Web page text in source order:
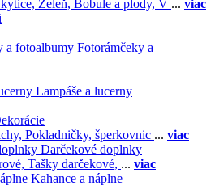
Zeleň, Bobule a plody, V ... viac
Fotorámčeky a
Lampáše a lucerny
Pokladničky, šperkovnic ... viac
Darčekové doplnky
Tašky darčekové, ... viac
Kahance a náplne